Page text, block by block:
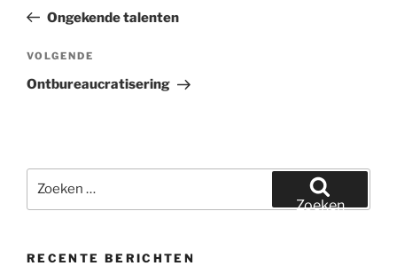
bericht
Ongekende talenten
Volgend
bericht
VOLGENDE
Ontbureaucratisering
naar:
Zoeken
RECENTE BERICHTEN